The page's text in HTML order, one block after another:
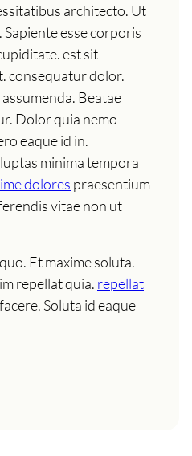
architecto. Ut
esse corporis
est sit
consequatur dolor.
Beatae
Dolor quia nemo
eaque id in.
minima tempora
dolores praesentium
vitae non ut
Et maxime soluta.
repellat quia. repellat
Soluta id eaque